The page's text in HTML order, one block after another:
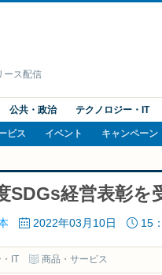
ース配信
公共・政治 テクノロジー・IT
ビス イベント キャンペーン
SDGs経営表彰を
2022年03月10日 15
IT 商品・サービス